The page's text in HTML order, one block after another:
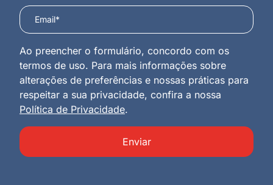
Ao preencher o formulário, concordo com os
termos de uso. Para mais informações sobre
alterações de preferências e nossas práticas para
respeitar a sua privacidade, confira a nossa
Política de Privacidade.
Enviar